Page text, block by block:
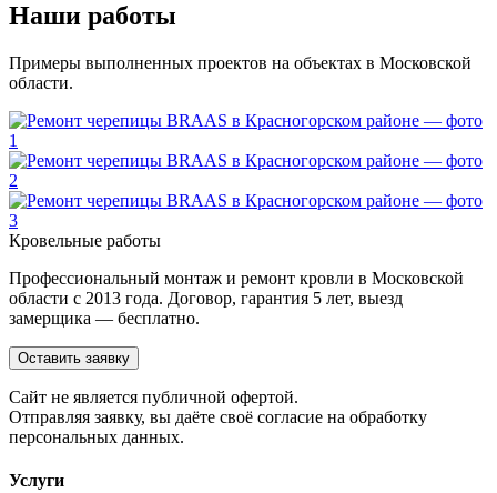
Наши работы
Примеры выполненных проектов на объектах в Московской
области.
Кровельные работы
Профессиональный монтаж и ремонт кровли в Московской
области с 2013 года. Договор, гарантия 5 лет, выезд
замерщика — бесплатно.
Оставить заявку
Cайт не является публичной офертой.
Отправляя заявку, вы даёте своё согласие на обработку
персональных данных.
Услуги